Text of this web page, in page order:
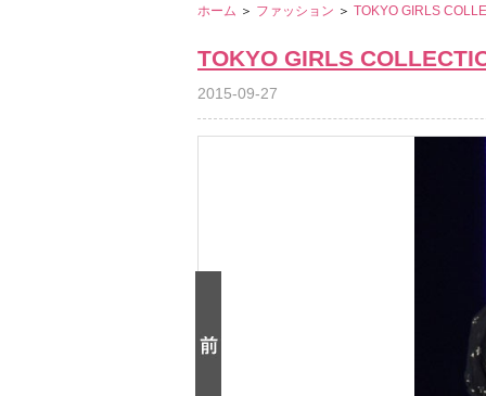
ホーム ＞ ファッション ＞ TOKYO GIRLS
TOKYO GIRLS
2015-09-27